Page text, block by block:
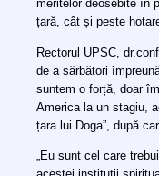
meritelor deosebite în
țară, cât și peste
Rectorul UPSC,
de a sărbători
suntem o forță, doar
America la un stagiu,
țara lui Doga”, după
„Eu sunt cel care